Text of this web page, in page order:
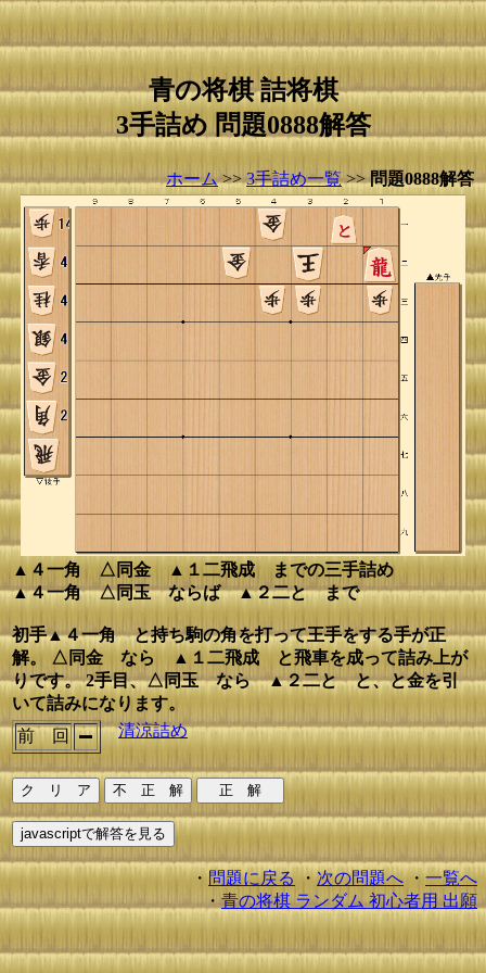
青の将棋 詰将棋
3手詰め 問題0888解答
ホーム>>3手詰め一覧>>問題0888解答
▲４一角 △同金 ▲１二飛成 までの三手詰め
▲４一角 △同玉 ならば ▲２二と まで
初手▲４一角 と持ち駒の角を打って王手をする手が正
解。 △同金 なら ▲１二飛成 と飛車を成って詰み上が
りです。 2手目、△同玉 なら ▲２二と と、と金を引
いて詰みになります。
前 回
清涼詰め
・問題に戻る・次の問題へ・一覧へ
・ 青の将棋 ランダム 初心者用 出願